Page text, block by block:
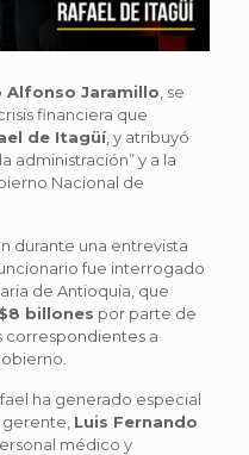
Alfonso Jaramillo , se
financiera que
de Itagüí, y atribuyó
administración” y a la
Nacional de
durante una entrevista
fue interrogado
de Antioquia, que
$8 billones por parte de
correspondientes a
ha generado especial
Luis Fernando
médico y